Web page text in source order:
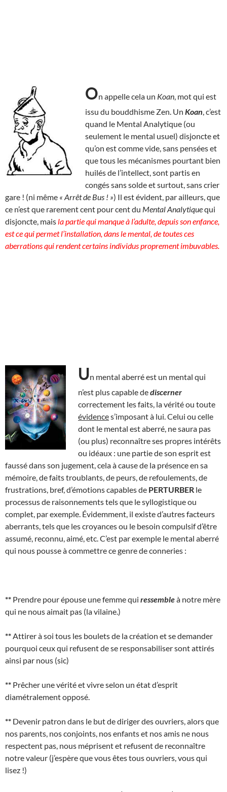
On appelle cela un Koan , mot qui est
issu du bouddhisme Zen. Un Koan , c’est
quand le Mental Analytique (ou
seulement le mental usuel) disjoncte et
qu’on est comme vide, sans pensées et
que tous les mécanismes pourtant bien
huilés de l’intellect, sont partis en
congés sans solde et surtout, sans crier
gare ! (ni même « Arrêt de Bus ! ») Il est évident, par ailleurs, que
ce n’est que rarement cent pour cent du Mental Analytiquequi
disjoncte, mais la partie qui manque à l’adulte, depuis son enfance,
est ce qui permet l’installation, dans le mental, de toutes ces
aberrations qui rendent certains individus proprement imbuvables.
Un mental aberré est un mental qui
n’est plus capable dediscerner
correctement les faits, la vérité ou toute
évidences’imposant à lui. Celui ou celle
dont le mental est aberré, ne saura pas
(ou plus) reconnaître ses propres intérêts
ou idéaux : une partie de son esprit est
faussé dans son jugement, cela à cause de la présence en sa
mémoire, de faits troublants, de peurs, de refoulements, de
frustrations, bref, d’émotions capables de PERTURBER le
processus de raisonnements tels que le syllogistique ou
complet, par exemple. Évidemment, il existe d’autres facteurs
aberrants, tels que les croyances ou le besoin compulsif d’être
assumé, reconnu, aimé, etc. C’est par exemple le mental aberré
qui nous pousse à commettre ce genre de conneries :
** Prendre pour épouse une femme qui ressembleà notre mère
qui ne nous aimait pas (la vilaine.)
** Attirer à soi tous les boulets de la création et se demander
pourquoi ceux qui refusent de se responsabiliser sont attirés
ainsi par nous (sic)
** Prêcher une vérité et vivre selon un état d’esprit
diamétralement opposé.
** Devenir patron dans le but de diriger des ouvriers, alors que
nos parents, nos conjoints, nos enfants et nos amis ne nous
respectent pas, nous méprisent et refusent de reconnaître
notre valeur (j’espère que vous êtes tous ouvriers, vous qui
lisez !)